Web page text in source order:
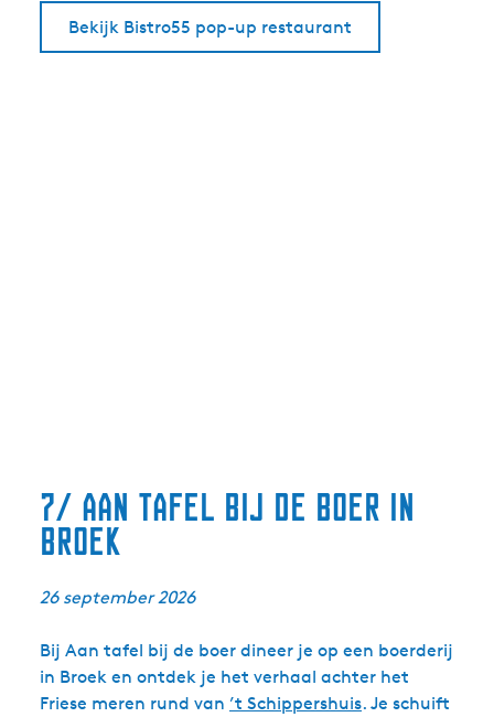
Bekijk Bistro55 pop-up restaurant
7/ Aan tafel bij de boer in
Broek
26 september 2026
Bij Aan tafel bij de boer dineer je op een boerderij
in Broek en ontdek je het verhaal achter het
Friese meren rund van ’t Schippershuis. Je schuift